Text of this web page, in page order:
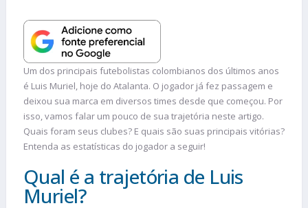
Um dos principais futebolistas colombianos dos últimos anos
é Luis Muriel, hoje do Atalanta. O jogador já fez passagem e
deixou sua marca em diversos times desde que começou. Por
isso, vamos falar um pouco de sua trajetória neste artigo.
Quais foram seus clubes? E quais são suas principais vitórias?
Entenda as estatísticas do jogador a seguir!
Qual é a trajetória de Luis
Muriel?